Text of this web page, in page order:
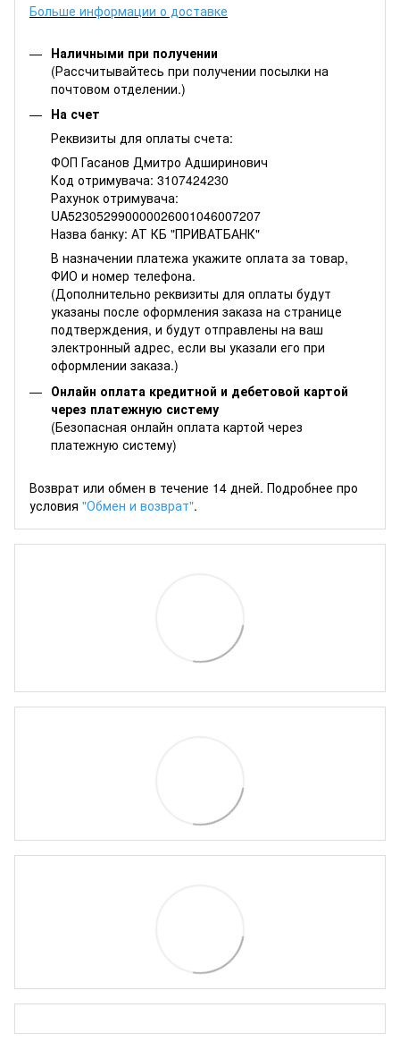
Больше информации о доставке
Наличными при получении
(Рассчитывайтесь при получении посылки на
почтовом отделении.)
На счет
Реквизиты для оплаты счета:
ФОП Гасанов Дмитро Адширинович
Код отримувача: 3107424230
Рахунок отримувача:
UA523052990000026001046007207
Назва банку: АТ КБ "ПРИВАТБАНК"
В назначении платежа укажите оплата за товар,
ФИО и номер телефона.
(Дополнительно реквизиты для оплаты будут
указаны после оформления заказа на странице
подтверждения, и будут отправлены на ваш
электронный адрес, если вы указали его при
оформлении заказа.)
Онлайн оплата кредитной и дебетовой картой
через платежную систему
(Безопасная онлайн оплата картой через
платежную систему)
Возврат или обмен в течение 14 дней. Подробнее про
условия "Обмен и возврат".